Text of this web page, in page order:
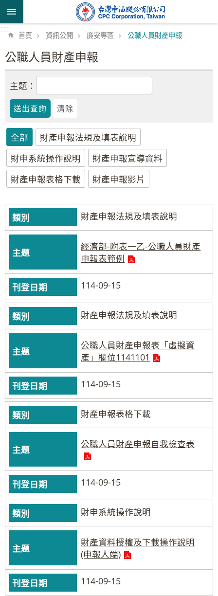
跳到主要內容區塊
::::::
首頁 資訊公開 廉安專區 公職人員財產申報
公職人員財產申報
主題：
全部
財產申報法規及填表說明
財申系統操作說明
財產申報宣導資料
財產申報表格下載
財產申報影片
財產申報法規及填表說明
經濟部-附表一乙-公職人員財產
申報表範例
114-09-15
財產申報法規及填表說明
公職人員財產申報表「虛擬資
產」欄位1141101
114-09-15
財產申報表格下載
公職人員財產申報自我檢查表
114-09-15
財申系統操作說明
財產資料授權及下載操作說明
(申報人端)
114-09-15